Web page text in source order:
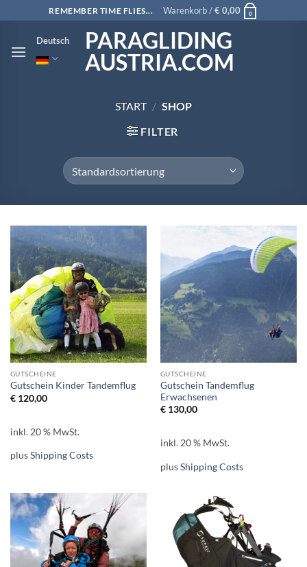
Inhalt
springen
REMEMBER TIME FLIES... Warenkorb /€0,00 0
PARAGLIDING
AUSTRIA.COM
Deutsch
START / SHOP
FILTER
GUTSCHEINE
Gutschein Kinder Tandemflug
€120,00
inkl. 20 % MwSt.
plusShipping Costs
GUTSCHEINE
Gutschein Tandemflug
Erwachsenen
€130,00
inkl. 20 % MwSt.
plusShipping Costs